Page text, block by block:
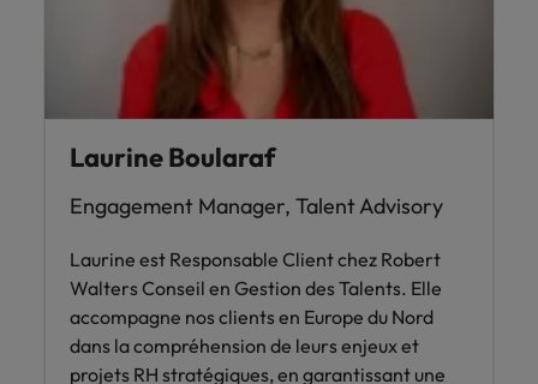
Laurine Boularaf
Engagement Manager, Talent Advisory
Laurine est Responsable Client chez Robert
Walters Conseil en Gestion des Talents. Elle
accompagne nos clients en Europe du Nord
dans la compréhension de leurs enjeux et
projets RH stratégiques, en garantissant une